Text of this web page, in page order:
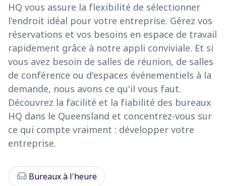
HQ vous assure la flexibilité de sélectionner
l'endroit idéal pour votre entreprise. Gérez vos
réservations et vos besoins en espace de travail
rapidement grâce à notre appli conviviale. Et si
vous avez besoin de salles de réunion, de salles
de conférence ou d'espaces événementiels à la
demande, nous avons ce qu'il vous faut.
Découvrez la facilité et la fiabilité des bureaux
HQ dans le Queensland et concentrez-vous sur
ce qui compte vraiment : développer votre
entreprise.
chair Bureaux à l'heure